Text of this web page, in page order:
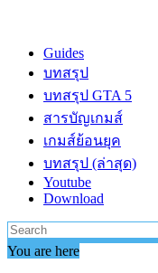
Guides
บทสรุป
บทสรุป GTA 5
สารบัญเกมส์
เกมส์ย้อนยุค
บทสรุป (ล่าสุด)
Youtube
Download
You are here